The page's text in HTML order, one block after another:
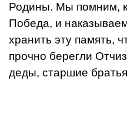
Родины. Мы помним,
Победа, и
хранить эту память,
прочно берегли
деды, старшие